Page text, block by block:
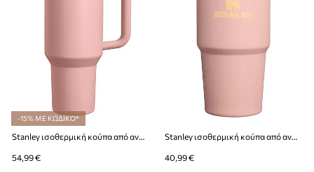
-15% ΜΕ ΚΩΔΙΚΟ*
Stanley ισοθερμική κούπα από ανοξείδωτο χάλυβα Quencher® H2.O FlowState™ 1.18L
54,99 €
Stanley ισοθερμική κούπα από ανοξείδωτο χάλυβα Quencher® H2.O FlowState™ 0.59L
40,99 €